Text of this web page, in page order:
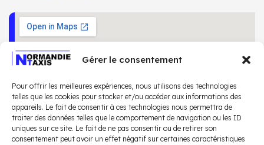
Gérer le consentement
Pour offrir les meilleures expériences, nous utilisons des technologies
telles que les cookies pour stocker et/ou accéder aux informations des
appareils. Le fait de consentir à ces technologies nous permettra de
traiter des données telles que le comportement de navigation ou les ID
uniques sur ce site. Le fait de ne pas consentir ou de retirer son
consentement peut avoir un effet négatif sur certaines caractéristiques